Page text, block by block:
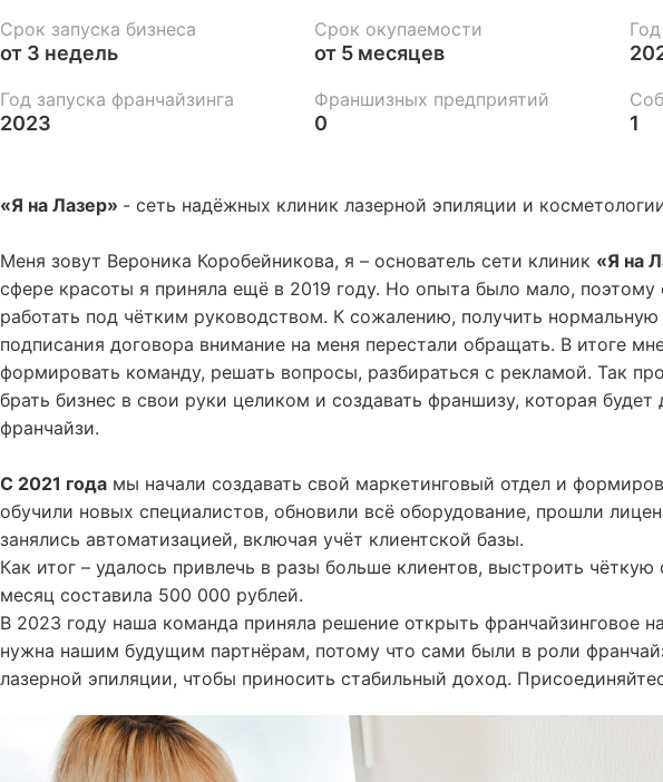
Срок запуска бизнеса
от 3 недель
Срок окупаемости
от 5 месяцев
Год запуска франчайзинга
2023
Франшизных предприятий
0 1
«Я на Лазер» - сеть надёжных клиник лазерной эпиляции и
Меня зовут Вероника Коробейникова, я – основатель сети клиник «Я на
сфере красоты я приняла ещё в 2019 году. Но опыта было мало, поэтому
работать под чётким руководством. К сожалению, получить
подписания договора внимание на меня перестали обращать. В итоге
формировать команду, решать вопросы, разбираться с рекламой. Так
брать бизнес в свои руки целиком и создавать франшизу, которая
франчайзи.
С 2021 года мы начали создавать свой маркетинговый отдел и
обучили новых специалистов, обновили всё оборудование, прошли
занялись автоматизацией, включая учёт клиентской базы.
Как итог – удалось привлечь в разы больше клиентов, выстроить
месяц составила 500 000 рублей.
В 2023 году наша команда приняла решение открыть франчайзинговое
нужна нашим будущим партнёрам, потому что сами были в роли
лазерной эпиляции, чтобы приносить стабильный доход.